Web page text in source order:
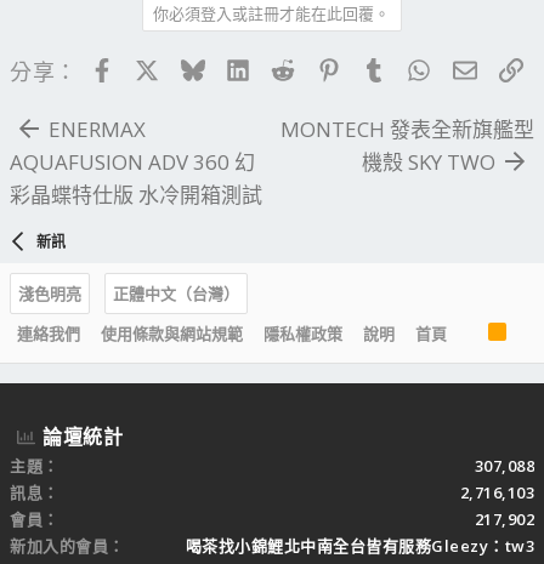
你必須登入或註冊才能在此回覆。
分享： FacebookBlueskyLinkedIn
Reddit PinterestTumblrWhatsApp
電子
ENERMAX
AQUAFUSION ADV 360 幻
彩晶蝶特仕版 水冷開箱測試
MONTECH 發表全新旗艦型
機殼 SKY TWO
新訊
淺色明亮
正體中文（台灣）
連絡我們
使用條款與網站規範 隱私權政策 說明 首頁
R
S
S
論壇統計
主題
307,088
訊息
2,716,103
會員
217,902
新加入的會員
喝茶找小錦鯉北中南全台皆有服務Gleezy：tw3